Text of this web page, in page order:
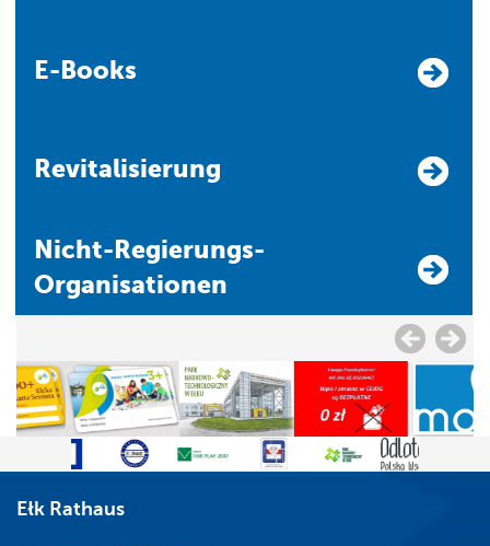
E-Books
Revitalisierung
Nicht-Regierungs-
Organisationen
Ełk Rathaus